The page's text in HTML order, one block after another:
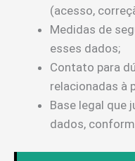
(acesso,
Medidas de
esses dados;
Contato para
relacionadas à
Base legal
dados,